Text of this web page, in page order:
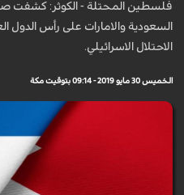
فلسطين المحتلة - الكوثر: كشفت
السعودية والامارات على رأس الدول
الاحتلال الاسرائيلي.
الخميس 30 مايو 2019 - 09:14 بتوقيت مكة